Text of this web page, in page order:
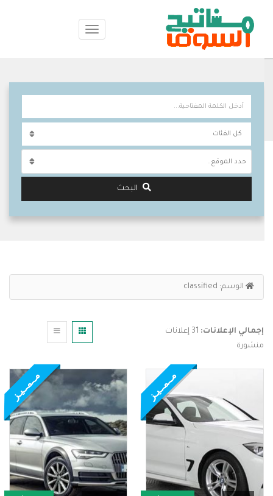
حدد الموقع..
البحث
الوسم:classified
إجمالي الإعلانات:
31 إعلانات
منشورة
مــمــيـز مــمــيـز